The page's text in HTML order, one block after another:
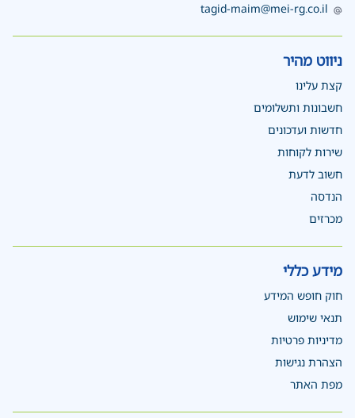
tagid-maim@mei-rg.co.il
ניווט מהיר
קצת עלינו
חשבונות ותשלומים
חדשות ועדכונים
שירות לקוחות
חשוב לדעת
הנדסה
מכרזים
מידע כללי
חוק חופש המידע
תנאי שימוש
מדיניות פרטיות
הצהרת נגישות
מפת האתר